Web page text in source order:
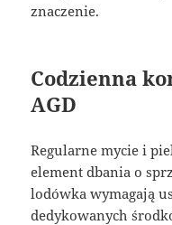
znaczenie.
Codzienna
AGD
Regularne mycie i
element dbania o
lodówka wymagają
dedykowanych